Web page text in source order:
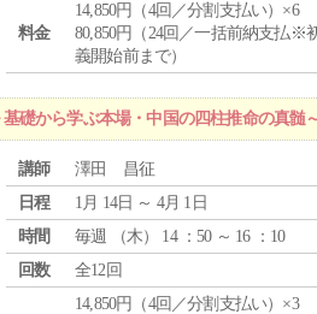
料金
14,850円（4回／分割支払い）×6
80,850円（24回／一括前納支払※
義開始前まで）
礎から学ぶ本場・中国の四柱推命の真髄
講師
澤田 昌征
日程
1月 14日 ～ 4月 1日
時間
毎週 （木） 14 ：50 ～ 16 ：10
回数
全12回
14,850円（4回／分割支払い）×3